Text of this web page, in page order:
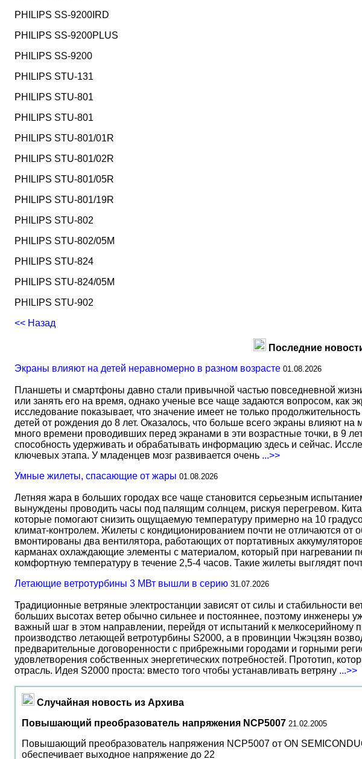
PHILIPS SS-9200IRD
PHILIPS SS-9200PLUS
PHILIPS SS-9200
PHILIPS STU-131
PHILIPS STU-801
PHILIPS STU-801
PHILIPS STU-801/01R
PHILIPS STU-801/02R
PHILIPS STU-801/05R
PHILIPS STU-801/19R
PHILIPS STU-802
PHILIPS STU-802/05M
PHILIPS STU-824
PHILIPS STU-824/05M
PHILIPS STU-902
<< Назад
Последние
Экраны влияют на детей неравномерно в разном возрасте 01.08.2026
Планшеты и смартфоны давно стали привычной частью повседневной
или занять его на время, однако ученые все чаще задаются вопросом, как
исследование показывает, что значение имеет не только
детей от рождения до 8 лет. Оказалось, что больше всего экраны влияют
много времени проводивших перед экранами в эти возрастные точки, в 9
способность удерживать и обрабатывать информацию здесь и сейчас.
ключевых этапа. У младенцев мозг развивается очень ...>>
Умные жилеты, спасающие от жары 01.08.2026
Летняя жара в больших городах все чаще становится серьезным
вынуждены проводить часы под палящим солнцем, рискуя перегревом.
которые помогают снизить ощущаемую температуру примерно на 10
климат-контролем. Жилеты с кондиционированием почти не отличаются
вмонтированы два вентилятора, работающих от портативных
карманах охлаждающие элементы с материалом, который при нагревании
комфортную температуру в течение 2,5-4 часов. Такие жилеты выглядят
Летающие ветротурбины 3 МВт вышли в серию 31.07.2026
Традиционные ветряные электростанции зависят от силы и стабильности
больших высотах ветер обычно сильнее и постояннее, поэтому инженеры
важный шаг в этом направлении, перейдя от испытаний к мелкосерийному
производство летающей ветротурбины S2000, а в провинции Чжэцзян
предварительные договоренности с прибрежными городами и горными
удовлетворения собственных энергетических потребностей. Прототип,
отрасль. Идея S2000 проста: вместо того чтобы устанавливать ветряну ...>>
Случайная новость из Архива
Повышающий преобразователь напряжения NCP5007 21.02.2005
Повышающий преобразователь напряжения NCP5007 от ON
обеспечивает выходное напряжение до 22